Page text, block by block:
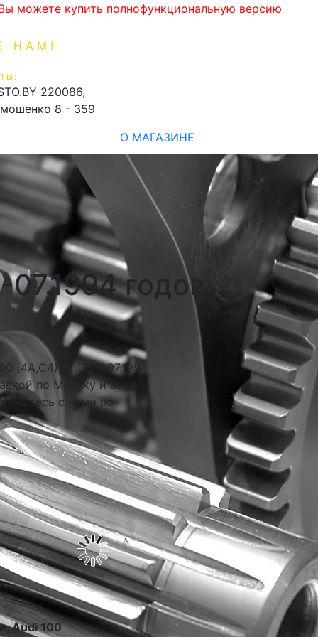
можете купить полнофункциональную версию
НАМ!
220086,
8 - 359
О МАГАЗИНЕ
годов
(4A,C4) 12.1990-07.1994
по Минску и всей
с нами по
Audi 100